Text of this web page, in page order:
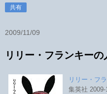
共有
2009/11/09
リリー・フランキーの
リリー・フ
集英社 2009-